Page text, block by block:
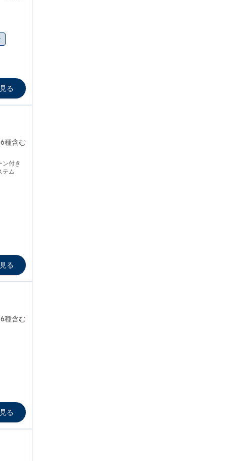
る
種含む
ン付き
テム
る
種含む
る